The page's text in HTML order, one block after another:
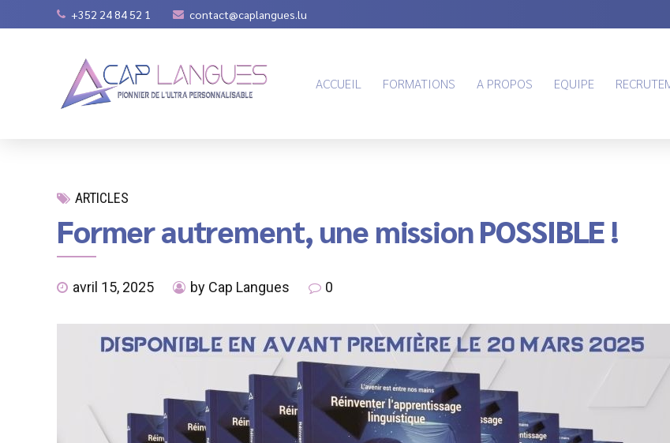
+352 24 84 52 1 contact@caplangues.lu
ACCUEIL FORMATIONS A PROPOS EQUIPE
ARTICLES
Former autrement, une mission POSSIBLE !
avril 15, 2025 by Cap Langues 0